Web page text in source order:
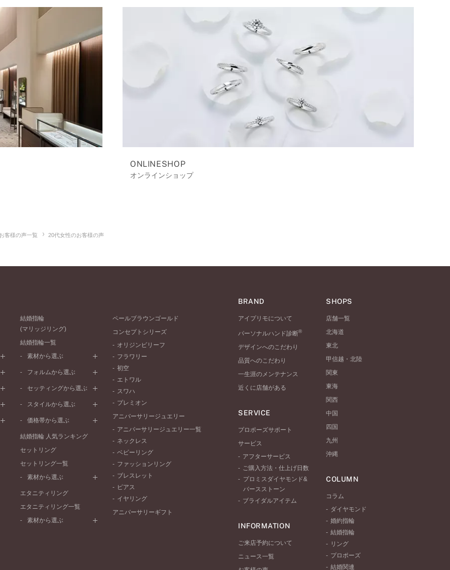
ONLINESHOP
オンラインショップ
客様の声一覧 20代女性のお客様の声
結婚指輪
(マリッジリング)
結婚指輪一覧
素材から選ぶ
プラチナ
ピンクゴールド
ペールブラウンゴールド
フォルムから選ぶ
ストレートライン
V字ライン
セッティングから選ぶ
プレーン
セベラルメレ
ラインメレ
スタイルから選ぶ
シンプル
モード
エレガント
ゴージャス
価格帯から選ぶ
50万円～
20万円～30万円
10万円～20万円
結婚指輪 人気ランキング
セットリング
セットリング一覧
素材から選ぶ
プラチナ
ペールブラウンゴールド
エタニティリング
エタニティリング一覧
素材から選ぶ
ペールブラウンゴールド
コンセプトシリーズ
オリジンビリーフ
フラワリー
初空
エトワル
スワハ
プレミオン
アニバーサリージュエリー
アニバーサリージュエリー一覧
ネックレス
ベビーリング
ファッションリング
ブレスレット
ピアス
イヤリング
アニバーサリーギフト
BRAND
アイプリモについて
パーソナルハンド診断®
デザインへのこだわり
品質へのこだわり
一生涯のメンテナンス
近くに店舗がある
SERVICE
プロポーズサポート
サービス
アフターサービス
ご購入方法・仕上げ日数
プロミスダイヤモンド&
バースストーン
ブライダルアイテム
INFORMATION
ご来店予約について
ニュース一覧
SHOPS
店舗一覧
北海道
東北
甲信越・北陸
関東
東海
関西
中国
四国
九州
沖縄
COLUMN
コラム
ダイヤモンド
婚約指輪
結婚指輪
リング
プロポーズ
結婚関連